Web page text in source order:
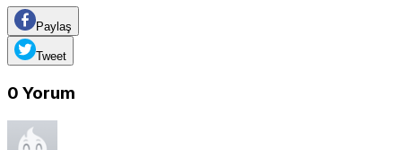
Paylaş
Tweet
0 Yorum